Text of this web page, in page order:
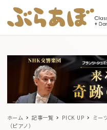
ホーム 記事一覧 PICK UP
ミー
（ピアノ）